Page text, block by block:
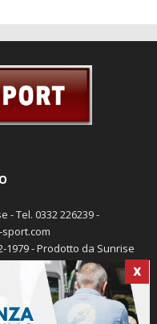
X
- Tel. 0332 226239 -
1979 - Prodotto da Sunrise
Marocco -Cookie policy
sport.com